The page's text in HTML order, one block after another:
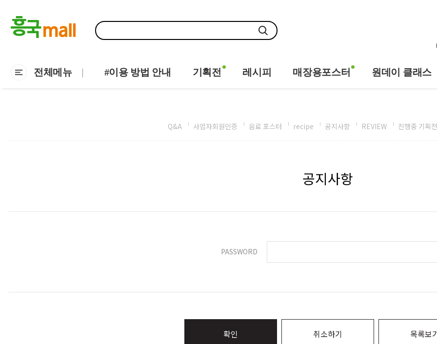
전체메뉴 #이용 방법 안내 기획전 레시피 매장용포스터 원데이 클래스
Q&A 사업자회원인증 음료 포스터 recipe 공지사항 REVIEW 진행중 기획전
공지사항
PASSWORD
확인 취소하기 목록보